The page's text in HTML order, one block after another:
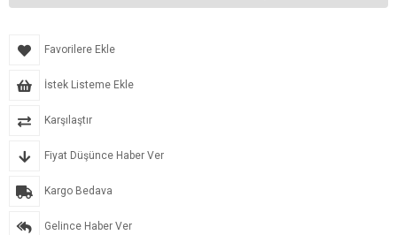
Favorilere Ekle
İstek Listeme Ekle
Karşılaştır
Fiyat Düşünce Haber Ver
Kargo Bedava
Gelince Haber Ver